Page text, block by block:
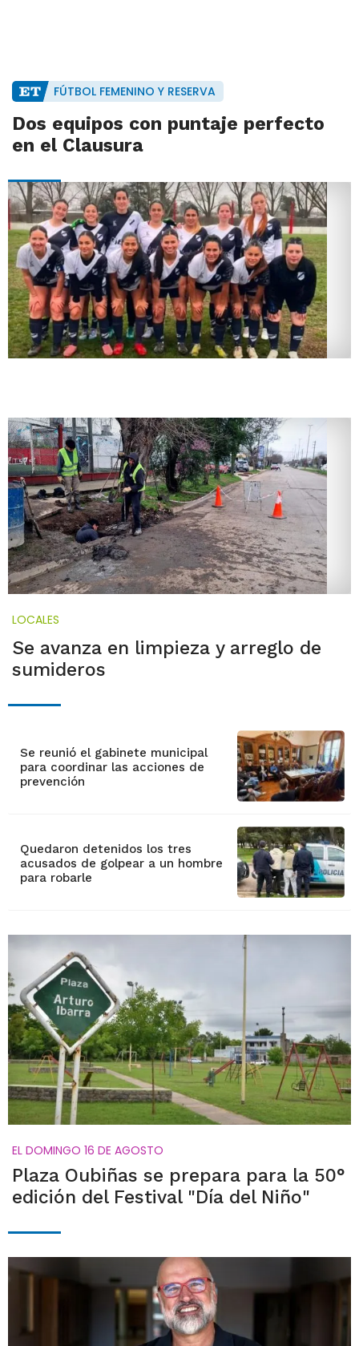
FÚTBOL FEMENINO Y RESERVA
Dos equipos con puntaje perfecto
en el Clausura
LOCALES
Se avanza en limpieza y arreglo de
sumideros
Se reunió el gabinete municipal
para coordinar las acciones de
prevención
Quedaron detenidos los tres
acusados de golpear a un hombre
para robarle
EL DOMINGO 16 DE AGOSTO
Plaza Oubiñas se prepara para la 50°
edición del Festival "Día del Niño"